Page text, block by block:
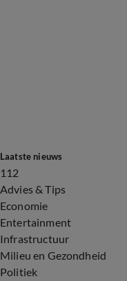
Laatste nieuws
112
Advies & Tips
Economie
Entertainment
Infrastructuur
Milieu en Gezondheid
Politiek